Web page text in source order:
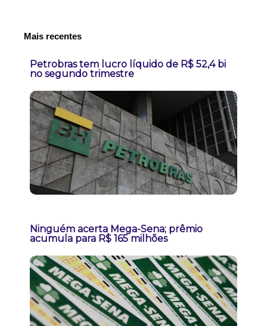
Mais recentes
Petrobras tem lucro líquido de R$ 52,4 bi
no segundo trimestre
Ninguém acerta Mega-Sena; prêmio
acumula para R$ 165 milhões